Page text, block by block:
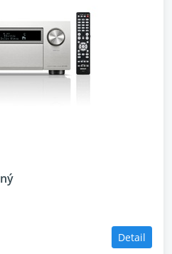
Detail